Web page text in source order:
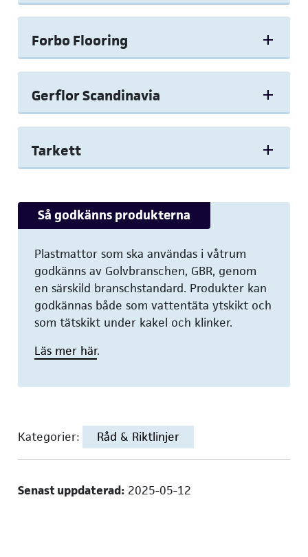
Forbo Flooring
Gerflor Scandinavia
Tarkett
Så godkänns produkterna
Plastmattor som ska användas i våtrum
godkänns av Golvbranschen, GBR, genom
en särskild branschstandard. Produkter kan
godkännas både som vattentäta ytskikt och
som tätskikt under kakel och klinker.
Läs mer här.
Kategorier: Råd & Riktlinjer
Senast uppdaterad: 2025-05-12